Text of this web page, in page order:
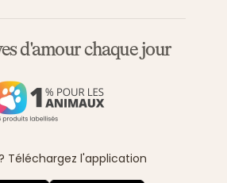
d'amour chaque jour
Téléchargez l'application